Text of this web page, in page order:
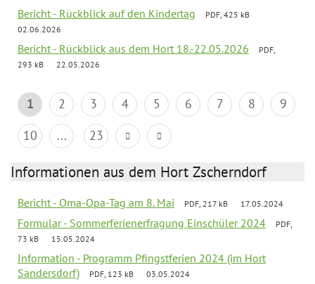
Bericht - Rückblick auf den Kindertag
PDF, 425 kB
02.06.2026
Bericht - Rückblick aus dem Hort 18.-22.05.2026
PDF,
293 kB
22.05.2026
1 2 3 4 5 6 7 8
9
10
... 23
Informationen aus dem Hort Zscherndorf
Bericht - Oma-Opa-Tag am 8. Mai PDF, 217 kB 17.05.2024
Formular - Sommerferienerfragung Einschüler 2024
PDF,
73 kB
15.05.2024
Information - Programm Pfingstferien 2024 (im Hort
Sandersdorf)
PDF, 123 kB 03.05.2024